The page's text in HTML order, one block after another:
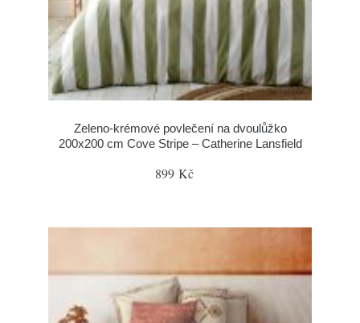
Zeleno-krémové povlečení na dvoulůžko
200x200 cm Cove Stripe – Catherine Lansfield
899 Kč